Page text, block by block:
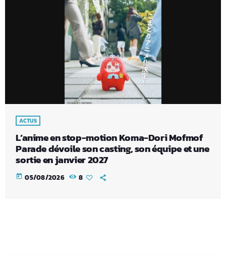
ACTUS
L’anime en stop-motion Koma-Dori Mofmof
Parade dévoile son casting, son équipe et une
sortie en janvier 2027
today 05/08/2026 8